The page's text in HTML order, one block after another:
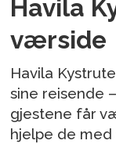
Havila
værside
Havila
sine reisende
gjestene får
hjelpe de